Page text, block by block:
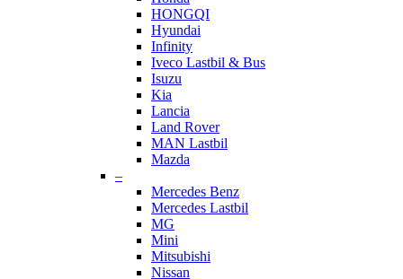
HONGQI
Hyundai
Infinity
Iveco Lastbil & Bus
Isuzu
Kia
Lancia
Land Rover
MAN Lastbil
Mazda
–
Mercedes Benz
Mercedes Lastbil
MG
Mini
Mitsubishi
Nissan